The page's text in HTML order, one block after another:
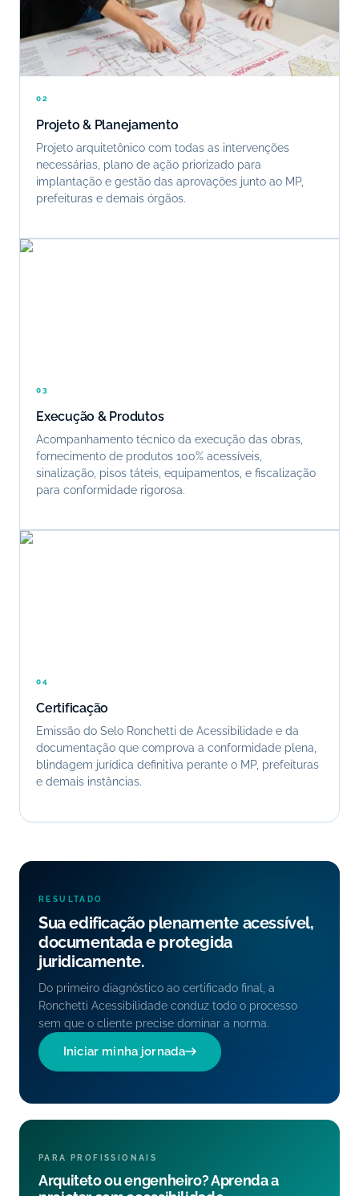
02
Projeto & Planejamento
Projeto arquitetônico com todas as intervenções
necessárias, plano de ação priorizado para
implantação e gestão das aprovações junto ao MP,
prefeituras e demais órgãos.
03
Execução & Produtos
Acompanhamento técnico da execução das obras,
fornecimento de produtos 100% acessíveis,
sinalização, pisos táteis, equipamentos, e fiscalização
para conformidade rigorosa.
04
Certificação
Emissão do Selo Ronchetti de Acessibilidade e da
documentação que comprova a conformidade plena,
blindagem jurídica definitiva perante o MP, prefeituras
e demais instâncias.
RESULTADO
Sua edificação plenamente acessível,
documentada e protegida
juridicamente.
Do primeiro diagnóstico ao certificado final, a
Ronchetti Acessibilidade conduz todo o processo
sem que o cliente precise dominar a norma.
Iniciar minha jornada
PARA PROFISSIONAIS
Arquiteto ou engenheiro? Aprenda a